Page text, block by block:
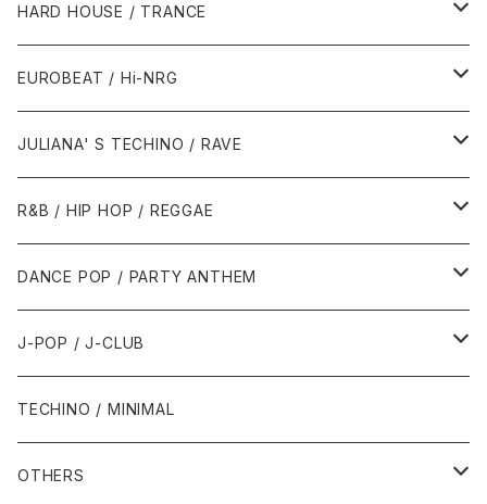
1980年代
1987年・以前
1988年
1990年代
1990年
1991年
1995年
2000年代
2000年
2001年
2010年代
2010年
2011年
HARD HOUSE / TRANCE
1990年代
1994年・以前
1995年
1999年
2000年代
2000年
2001年
EUROBEAT / Hi-NRG
1980年代
1986年・以前
1987年
1990年代
1990年
1991年
2000年代
JULIANA' S TECHINO / RAVE
1990年代
1990年
1991年
2000年代
2000年
2001年
R&B / HIP HOP / REGGAE
1980年代
1985年・以前
1986年
1990年代
1990年
1991年
2000年代
2000年
DANCE POP / PARTY ANTHEM
1980年代
1988年・以前
1989年
1990年代
1990年
2000年代
J-POP / J-CLUB
1980年代
1990年代
TECHINO / MINIMAL
OTHERS